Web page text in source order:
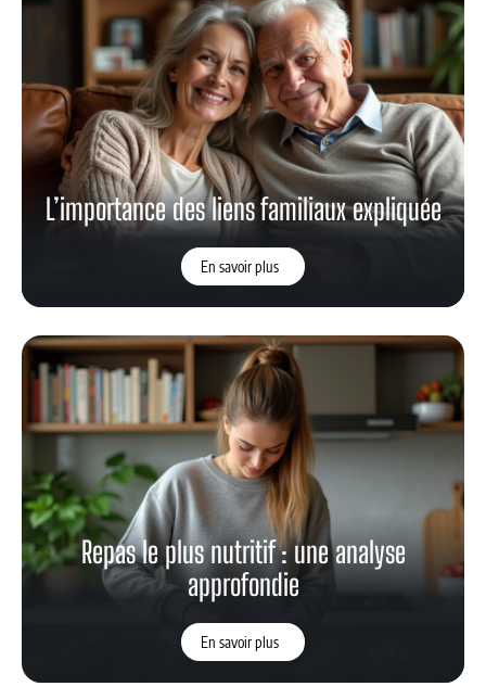
L’importance des liens familiaux expliquée
En savoir plus
Repas le plus nutritif : une analyse
approfondie
En savoir plus